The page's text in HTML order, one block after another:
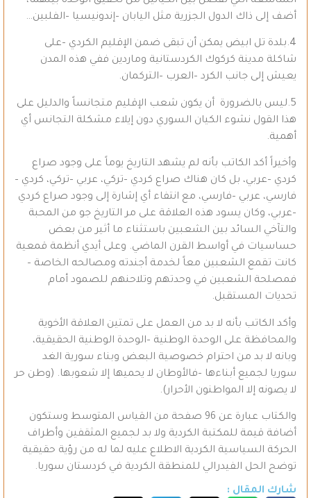
أضف إلى ذاك الدول الجزرية مثل اليابان –إندونيسيا –الفلبين…
4.بلدة تل ابيض يمكن أن تبقى ضمن الإقليم الكردي –على
شاكلة مدينة كركوك الكردستانية وماردين ففي هذه المدن
يعيش إلى جانب الكرد –العرب –التركمان.
5.ليس بالضرورة أن يكون شعب الإقليم متجانساً والدليل على
هذا القول نشوء الكيان السوري دون إيلاء مشكلة التجانس أي
أهمية.
وأخيراً أكد الكاتب بأنه لم يشهد التاريخ يوماً على وجود صراع
كردي –عربي، بل كان هناك صراع كردي –تركي، عربي –تركي، كردي –
فارسي، عربي –فارسي، مع انتفاء أي إشارة إلى وجود صراع كردي
–عربي، وكان يسود هذه العلاقة على مر التاريخ جو من المحبة
والتآخي السائد بين الشعبين باستثناء ما أثير من بعض
حساسيات في أواسط القرن الماضي. وعلى أيدي أنظمة قمعية
كانت تقمع الشعبين معاً لخدمة أجندته ومصالحه الخاصة –
فمصلحة الشعبين في وحدتهم وتلاحنهم للصمود أمام
تحديات المستقبل.
وأكد الكاتب بأنه لا بد من العمل على تمتين العلاقة الأخوية
والمحافظة على الوحدة الوطنية –الوحدة الوطنية الحقيقية،
وبانه لا بد من احترام خصوصية البعض وبناء سورية الغد
سوريا لجميع أبناءها –فالأوطان لا يحميها إلا شعوبها. (وطن حر
لا يصونه إلا المواطنون الأحرار).
والكتاب عبارة عن 96 صفحة من القياس المتوسط وستكون
أضافة قيمة للمكتبة الكردية ولا بد لجميع المثقفين وأطراف
الحركة السياسية الكردية الاطلاع عليه لما له من رؤية حقيقية
توضح الحل الفيدرالي للمنطقة الكردية في كردستان سوريا.
شارك المقال :